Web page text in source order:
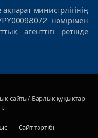
министрлігінің
нөмірімен
агенттігі ретінде
сайты/ Барлық құқықтар
Сайт тәртібі